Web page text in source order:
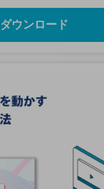
ダウンロード